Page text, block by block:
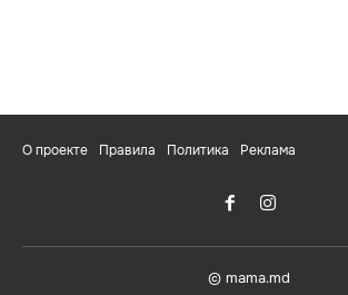
О проекте Правила Политика Реклама
© mama.md